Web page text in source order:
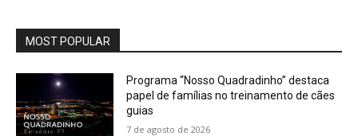
MOST POPULAR
Programa “Nosso Quadradinho” destaca
papel de famílias no treinamento de cães
guias
7 de agosto de 2026